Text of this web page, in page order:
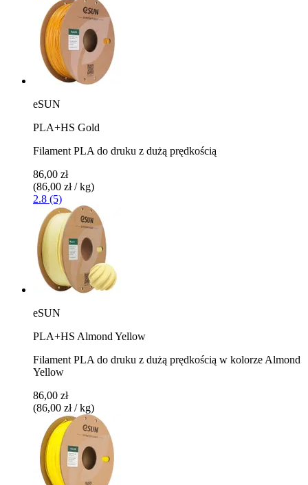
eSUN
PLA+HS Gold
Filament PLA do druku z dużą prędkością
86,00 zł
(86,00 zł / kg)
2.8 (5)
eSUN
PLA+HS Almond Yellow
Filament PLA do druku z dużą prędkością w kolorze Almond
Yellow
86,00 zł
(86,00 zł / kg)